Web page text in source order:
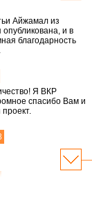
Айжамал из
и в
благодарность
Я ВКР
спасибо Вам и
большое.